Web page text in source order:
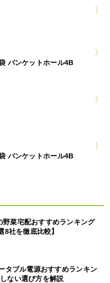
バンケットホール4B
バンケットホール4B
野菜宅配おすすめランキング
8社を徹底比較】
タブル電源おすすめランキン
ない選び方を解説